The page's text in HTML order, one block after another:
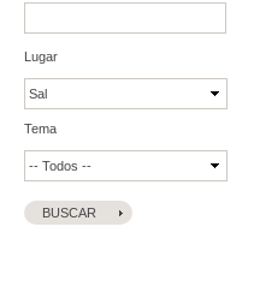
Lugar
Tema